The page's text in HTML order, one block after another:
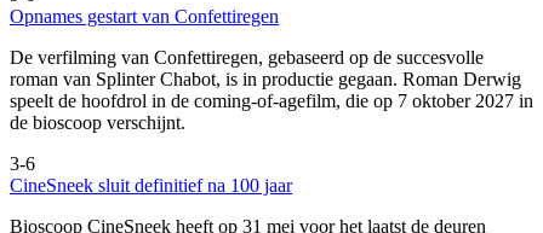
Opnames gestart van Confettiregen
De verfilming van Confettiregen, gebaseerd op de succesvolle
roman van Splinter Chabot, is in productie gegaan. Roman Derwig
speelt de hoofdrol in de coming-of-agefilm, die op 7 oktober 2027 in
de bioscoop verschijnt.
3-6
CineSneek sluit definitief na 100 jaar
Bioscoop CineSneek heeft op 31 mei voor het laatst de deuren